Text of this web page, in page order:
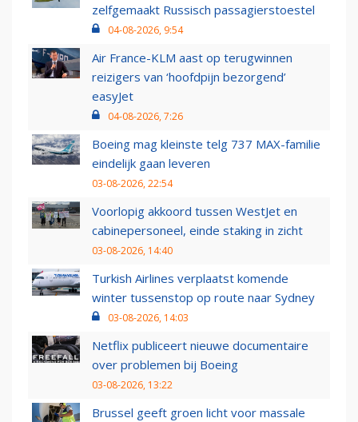
zelfgemaakt Russisch passagierstoestel
04-08-2026, 9:54
Air France-KLM aast op terugwinnen
reizigers van ‘hoofdpijn bezorgend’
easyJet
04-08-2026, 7:26
Boeing mag kleinste telg 737 MAX-familie
eindelijk gaan leveren
03-08-2026, 22:54
Voorlopig akkoord tussen WestJet en
cabinepersoneel, einde staking in zicht
03-08-2026, 14:40
Turkish Airlines verplaatst komende
winter tussenstop op route naar Sydney
03-08-2026, 14:03
Netflix publiceert nieuwe documentaire
over problemen bij Boeing
03-08-2026, 13:22
Brussel geeft groen licht voor massale